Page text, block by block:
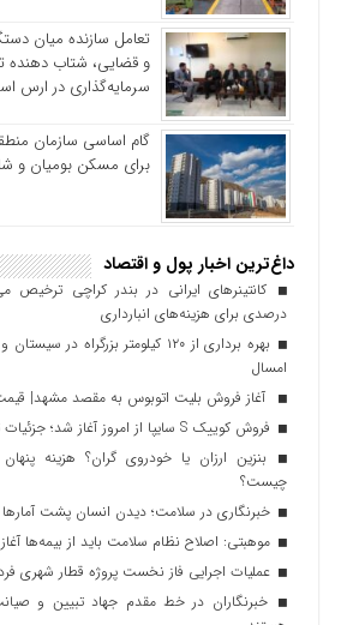
تعامل سازنده میان
و قضایی، شتاب‌ دهنده
سرمایه‌گذاری در ارس
گام اساسی سازمان
برای مسکن بومیان و
داغ‌ترین اخبار پول و اقتصاد
درصدی برای هزینه‌های انبارداری
بهره برداری از ۱۲۰ کیلومتر بزرگراه
امسال
آغاز فروش بلیت اتوبوس به مقصد مشهد|
فروش کوییک S سایپا از امروز آغاز شد؛ جزئیات ثبت‌نام و شرایط
بنزین ارزان یا خودروی گران؟ هزینه
چیست؟
خبرنگاری در سلامت؛ دیدن انسان پشت آمارها
موهبتی: اصلاح نظام سلامت باید از بیمه‌ها
عملیات اجرایی فاز نخست پروژه قطار شهری
خبرنگاران در خط مقدم جهاد تبیین و